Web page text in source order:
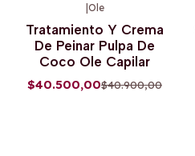
|Ole
Tratamiento Y Crema
De Peinar Pulpa De
Coco Ole Capilar
$40.500,00$40.900,00